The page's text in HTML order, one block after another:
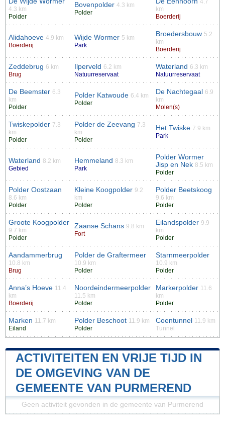
4.3 km
Polder
Bovenpolder 4.3 km
Polder
4.7
km
Boerderij
Alidahoeve 4.9 km
Boerderij
Wijde Wormer 5 km
Park
Broedersbouw 5.2
km
Boerderij
Zeddebrug 6 km
Brug
Ilperveld 6.2 km
Natuurreservaat
Waterland 6.3 km
Natuurreservaat
De Beemster 6.3
km
Polder
Polder Katwoude 6.4 km
Polder
De Nachtegaal 6.9
km
Molen(s)
Twiskepolder 7.3
km
Polder
Polder de Zeevang 7.3
km
Polder
Het Twiske 7.9 km
Park
Waterland 8.2 km
Gebied
Hemmeland 8.3 km
Park
Polder Wormer
Jisp en Nek 8.5 km
Polder
Polder Oostzaan
8.6 km
Polder
Kleine Koogpolder 9.2
km
Polder
Polder Beetskoog
9.6 km
Polder
Groote Koogpolder
9.7 km
Polder
Zaanse Schans 9.8 km
Fort
Eilandspolder 9.9
km
Polder
Aandammerbrug
10.8 km
Brug
Polder de Graftermeer
10.9 km
Polder
Starnmeerpolder
10.9 km
Polder
Anna’s Hoeve 11.4
km
Boerderij
Noordeindermeerpolder
11.5 km
Polder
Markerpolder 11.6
km
Polder
Marken 11.7 km
Eiland
Polder Beschoot 11.9 km
Polder
Coentunnel 11.9 km
Tunnel
ACTIVITEITEN EN VRIJE TIJD IN
DE OMGEVING VAN DE
GEMEENTE VAN PURMEREND
Geen activiteit gevonden in de gemeente van Purmerend